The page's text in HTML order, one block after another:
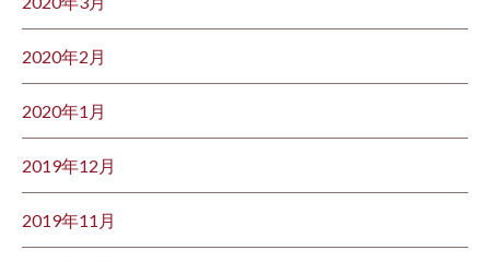
2020年2月
2020年1月
2019年12月
2019年11月